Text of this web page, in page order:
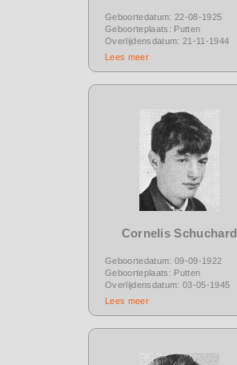
Geboortedatum: 22-08-1925
Geboorteplaats: Putten
Overlijdensdatum: 21-11-1944
Lees meer
Cornelis Schuchard
Geboortedatum: 09-09-1922
Geboorteplaats: Putten
Overlijdensdatum: 03-05-1945
Lees meer